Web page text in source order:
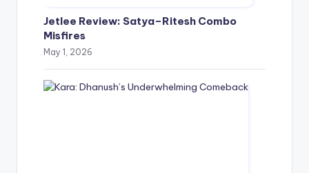
Jetlee Review: Satya–Ritesh Combo
Misfires
May 1, 2026